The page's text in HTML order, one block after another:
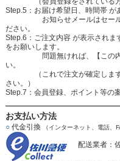
Step.5：お届け希望日、時間帯 が
お知らせメールはセール情
ださい。
Step.6：ご注文内容 が表示されま
をお願いします。
問題無ければ、【この内容
い。
（これで注文が確定します。
さい。）
Step.7：会員登録、ポイント等の
お支払い方法
○代金引換 （インターネット、電話、
配送業者：